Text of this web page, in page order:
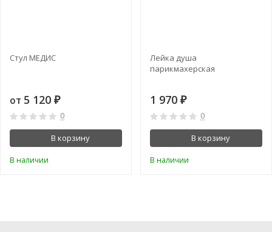
Стул МЕДИС
от 5 120 ₽
0
В корзину
В наличии
Лейка душа
парикмахерская
1 970 ₽
0
В корзину
В наличии